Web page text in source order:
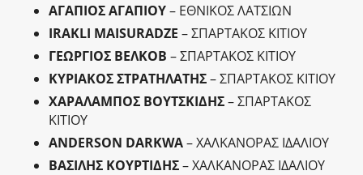
ΑΓΑΠΙΟΣ ΑΓΑΠΙΟΥ– ΕΘΝΙΚΟΣ ΛΑΤΣΙΩΝ
IRAKLI MAISURADZE – ΣΠΑΡΤΑΚΟΣ ΚΙΤΙΟΥ
ΓΕΩΡΓΙΟΣ ΒΕΛΚΟΒ – ΣΠΑΡΤΑΚΟΣ ΚΙΤΙΟΥ
ΚΥΡΙΑΚΟΣ ΣΤΡΑΤΗΛΑΤΗΣ– ΣΠΑΡΤΑΚΟΣ ΚΙΤΙΟΥ
ΧΑΡΑΛΑΜΠΟΣ ΒΟΥΤΣΚΙΔΗΣ– ΣΠΑΡΤΑΚΟΣ
ΚΙΤΙΟΥ
ANDERSON DARKWA– ΧΑΛΚΑΝΟΡΑΣ ΙΔΑΛΙΟΥ
ΒΑΣΙΛΗΣ ΚΟΥΡΤΙΔΗΣ– ΧΑΛΚΑΝΟΡΑΣ ΙΔΑΛΙΟΥ